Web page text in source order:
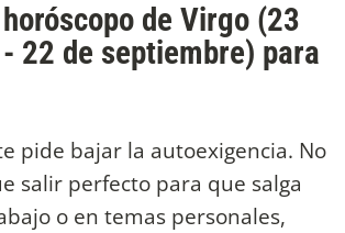
de Virgo (23
22 de septiembre) para
pide bajar la autoexigencia. No
salir perfecto para que salga
o en temas personales,